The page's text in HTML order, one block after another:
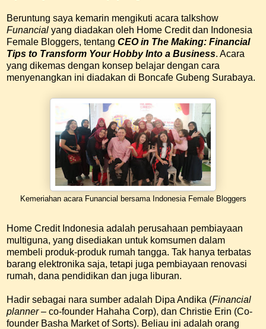
Beruntung saya kemarin mengikuti acara talkshow
Funancial yang diadakan oleh Home Credit dan Indonesia
Female Bloggers, tentang CEO in The Making: Financial
Tips to Transform Your Hobby Into a Business. Acara
yang dikemas dengan konsep belajar dengan cara
menyenangkan ini diadakan di Boncafe Gubeng Surabaya.
Kemeriahan acara Funancial bersama Indonesia Female Bloggers
Home Credit Indonesia adalah perusahaan pembiayaan
multiguna, yang disediakan untuk komsumen dalam
membeli produk-produk rumah tangga. Tak hanya terbatas
barang elektronika saja, tetapi juga pembiayaan renovasi
rumah, dana pendidikan dan juga liburan.
Hadir sebagai nara sumber adalah Dipa Andika (Financial
planner– co-founder Hahaha Corp), dan Christie Erin (Co-
founder Basha Market of Sorts). Beliau ini adalah orang